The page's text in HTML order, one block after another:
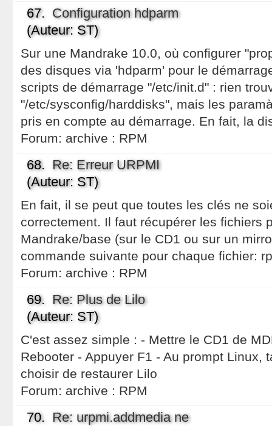
67. Configuration hdparm
(Auteur: ST)
Sur une Mandrake 10.0, où configurer
des disques via 'hdparm' pour le
scripts de démarrage "/etc/init.d" : rien
"/etc/sysconfig/harddisks", mais les
pris en compte au démarrage. En fait, la
Forum: archive : RPM
68. Re: Erreur URPMI
(Auteur: ST)
En fait, il se peut que toutes les clés ne
correctement. Il faut récupérer les fichiers
Mandrake/base (sur le CD1 ou sur un
commande suivante pour chaque fichier:
Forum: archive : RPM
69. Re: Plus de Lilo
(Auteur: ST)
C'est assez simple : - Mettre le CD1 de
Rebooter - Appuyer F1 - Au prompt Linux,
choisir de restaurer Lilo
Forum: archive : RPM
70. Re: urpmi.addmedia ne